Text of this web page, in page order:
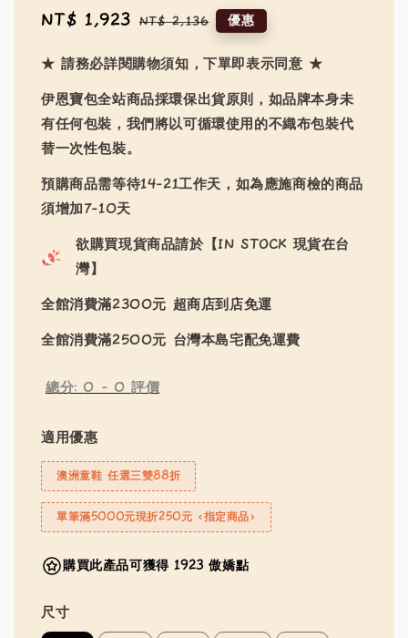
Sale
NT$ 1,923 Regular
NT$ 2,136 優惠
★ 請務必詳閱購物須知，下單即表示同意 ★
伊恩寶包全站商品採環保出貨原則，如品牌本身未
有任何包裝，我們將以可循環使用的不織布包裝代
替一次性包裝。
預購商品需等待14-21工作天，如為應施商檢的商品
須增加7-10天
欲購買現貨商品請於【IN STOCK 現貨在台
灣】
全館消費滿2300元 超商店到店免運
全館消費滿2500元 台灣本島宅配免運費
總分: 0 - 0 評價
適用優惠
澳洲童鞋 任選三雙88折
單筆滿5000元現折250元 <指定商品>
購買此產品可獲得 1923 傲嬌點
尺寸